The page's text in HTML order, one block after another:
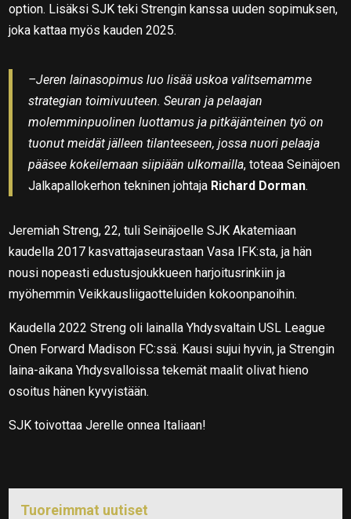
option. Lisäksi SJK teki Strengin kanssa uuden sopimuksen,
joka kattaa myös kauden 2025.
–Jeren lainasopimus luo lisää uskoa valitsemamme
strategian toimivuuteen. Seuran ja pelaajan
molemminpuolinen luottamus ja pitkäjänteinen työ on
tuonut meidät jälleen tilanteeseen, jossa nuori pelaaja
pääsee kokeilemaan siipiään ulkomailla, toteaa Seinäjoen
Jalkapallokerhon tekninen johtaja Richard Dorman.
Jeremiah Streng, 22, tuli Seinäjoelle SJK Akatemiaan
kaudella 2017 kasvattajaseurastaan Vasa IFK:sta, ja hän
nousi nopeasti edustusjoukkueen harjoitusrinkiin ja
myöhemmin Veikkausliigaotteluiden kokoonpanoihin.
Kaudella 2022 Streng oli lainalla Yhdysvaltain USL League
Onen Forward Madison FC:ssä. Kausi sujui hyvin, ja Strengin
laina-aikana Yhdysvalloissa tekemät maalit olivat hieno
osoitus hänen kyvyistään.
SJK toivottaa Jerelle onnea Italiaan!
Tuoreimmat uutiset